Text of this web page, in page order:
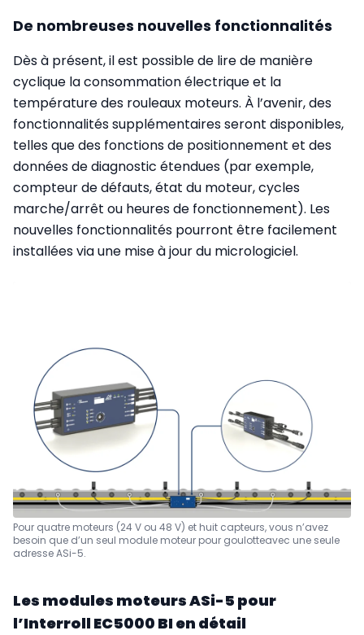
De nombreuses nouvelles fonctionnalités
Dès à présent, il est possible de lire de manière
cyclique la consommation électrique et la
température des rouleaux moteurs. À l’avenir, des
fonctionnalités supplémentaires seront disponibles,
telles que des fonctions de positionnement et des
données de diagnostic étendues (par exemple,
compteur de défauts, état du moteur, cycles
marche/arrêt ou heures de fonctionnement). Les
nouvelles fonctionnalités pourront être facilement
installées via une mise à jour du micrologiciel.
Pour quatre moteurs (24 V ou 48 V) et huit capteurs, vous n’avez
besoin que d’un seul module moteur pour goulotteavec une seule
adresse ASi-5.
Les modules moteurs ASi-5 pour
l’Interroll EC5000 BI en détail